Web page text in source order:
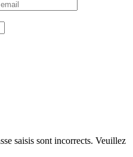
saisis sont incorrects. Veuillez